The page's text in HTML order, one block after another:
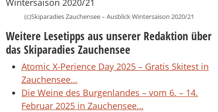
(c)Skiparadies Zauchensee – Ausblick Wintersaison 2020/21
Weitere Lesetipps aus unserer Redaktion über
das Skiparadies Zauchensee
Atomic X-Perience Day 2025 – Gratis Skitest in
Zauchensee…
Die Weine des Burgenlandes – vom 6. – 14.
Februar 2025 in Zauchensee…